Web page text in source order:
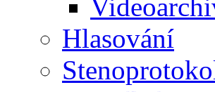
Hlasování